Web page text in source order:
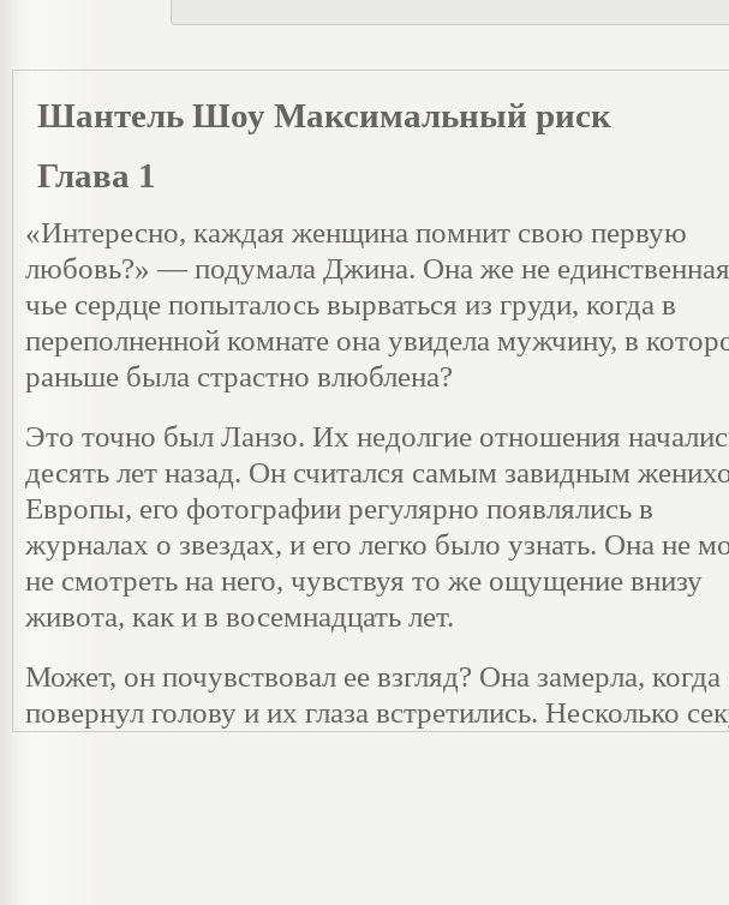
Шантель Шоу Максимальный риск
Глава 1
«Интересно, каждая женщина помнит свою первую
любовь?» — подумала Джина. Она же не
чье сердце попыталось вырваться из груди, когда в
переполненной комнате она увидела мужчину, в
раньше была страстно влюблена?
Это точно был Ланзо. Их недолгие отношения
десять лет назад. Он считался самым завидным
Европы, его фотографии регулярно появлялись в
журналах о звездах, и его легко было узнать. Она не
не смотреть на него, чувствуя то же ощущение внизу
живота, как и в восемнадцать лет.
Может, он почувствовал ее взгляд? Она замерла, когда
повернул голову и их глаза встретились. Несколько